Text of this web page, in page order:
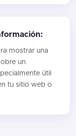
mostrar una
un
útil
tu sitio web o